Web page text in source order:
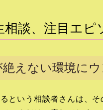
談、注目エピ
絶えない環境に
という相談者さんは、